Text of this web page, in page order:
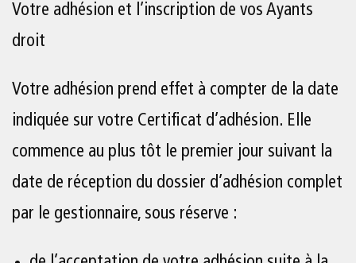
Votre adhésion et l’inscription de vos Ayants
droit
Votre adhésion prend effet à compter de la date
indiquée sur votre Certificat d’adhésion. Elle
commence au plus tôt le premier jour suivant la
date de réception du dossier d’adhésion complet
par le gestionnaire, sous réserve :